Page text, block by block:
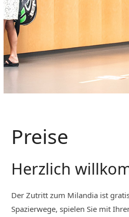
Preise
Herzlich
Der Zutritt zum Milandia ist
Spazierwege, spielen Sie mit